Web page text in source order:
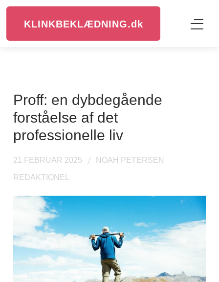
KLINKBEKLÆDNING.dk
Proff: en dybdegående
forståelse af det
professionelle liv
21 FEBRUAR 2025 NOAH PETERSEN
REDAKTIONEL